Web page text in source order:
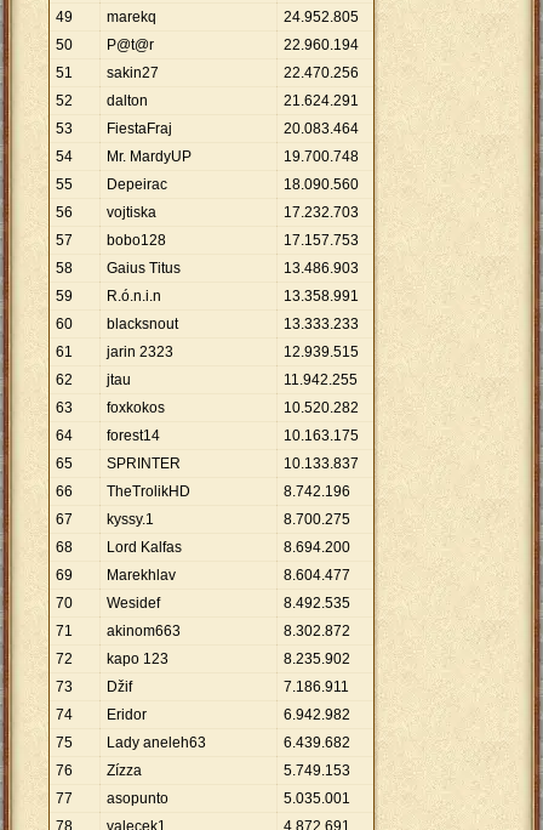
49
marekq 24.952.805
50
P@t@r 22.960.194
51
sakin27 22.470.256
52
dalton 21.624.291
53
FiestaFraj 20.083.464
54
Mr. MardyUP 19.700.748
55
Depeirac 18.090.560
56
vojtiska 17.232.703
57
bobo128 17.157.753
58
Gaius Titus 13.486.903
59
R.ó.n.i.n 13.358.991
60
blacksnout 13.333.233
61
jarin 2323 12.939.515
62
jtau 11.942.255
63
foxkokos 10.520.282
64
forest14 10.163.175
65
SPRINTER 10.133.837
66
TheTrolikHD 8.742.196
67
kyssy.1 8.700.275
68
Lord Kalfas 8.694.200
69
Marekhlav 8.604.477
70
Wesidef 8.492.535
71
akinom663 8.302.872
72
kapo 123 8.235.902
73
Džif 7.186.911
74
Eridor 6.942.982
75
Lady aneleh63 6.439.682
76
Zízza 5.749.153
77
asopunto 5.035.001